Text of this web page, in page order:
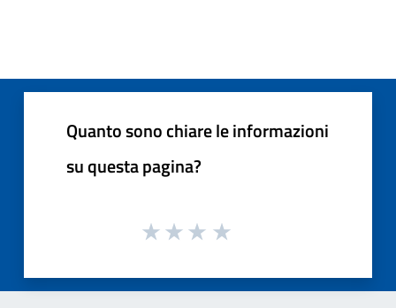
Quanto sono chiare le informazioni
su questa pagina?